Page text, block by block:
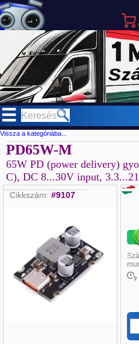
Vissza a kategóriába...
PD65W-M
65W PD (power delivery)
C), DC 8...30V input,
Cikkszám: #9107